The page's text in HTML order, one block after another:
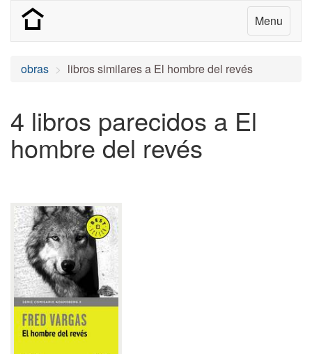
Menu
obras libros similares a El hombre del revés
4 libros parecidos a El
hombre del revés